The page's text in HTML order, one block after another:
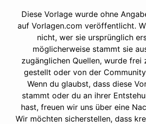
Diese Vorlage wurde ohne
auf Vorlagen.com veröffentlicht.
nicht, wer sie ursprünglich
möglicherweise stammt sie
zugänglichen Quellen, wurde frei
gestellt oder von der
Wenn du glaubst, dass diese
stammt oder du an ihrer
hast, freuen wir uns über eine
Wir möchten sicherstellen, dass